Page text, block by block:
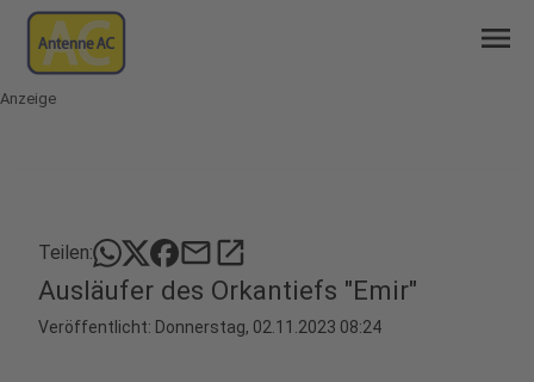
menu
Anzeige
Teilen: mailopen_in_new
Ausläufer des Orkantiefs "Emir"
Veröffentlicht: Donnerstag, 02.11.2023 08:24